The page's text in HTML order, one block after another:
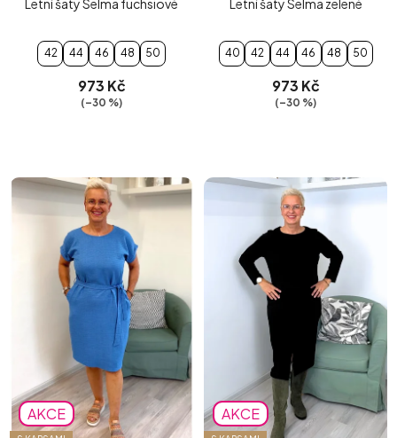
Letní šaty Selma fuchsiové
42 44 46 48 50
973 Kč
(–30 %)
Letní šaty Selma zelené
40 42 44 46 48 50
973 Kč
(–30 %)
AKCE AKCE